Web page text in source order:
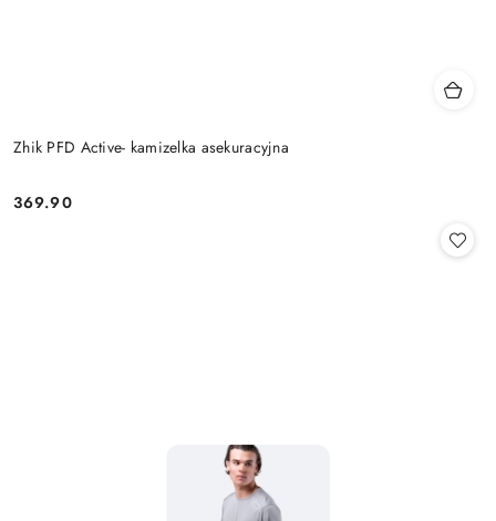
Zhik PFD Active- kamizelka asekuracyjna
Cena:
369.90